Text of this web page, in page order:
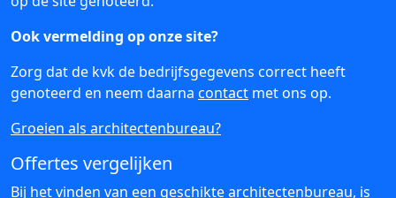
Ook vermelding op onze site?
Zorg dat de kvk de bedrijfsgegevens correct heeft
genoteerd en neem daarna contact met ons op.
Groeien als architectenbureau?
Offertes vergelijken
Bij het vinden van een geschikte architectenbureau, is